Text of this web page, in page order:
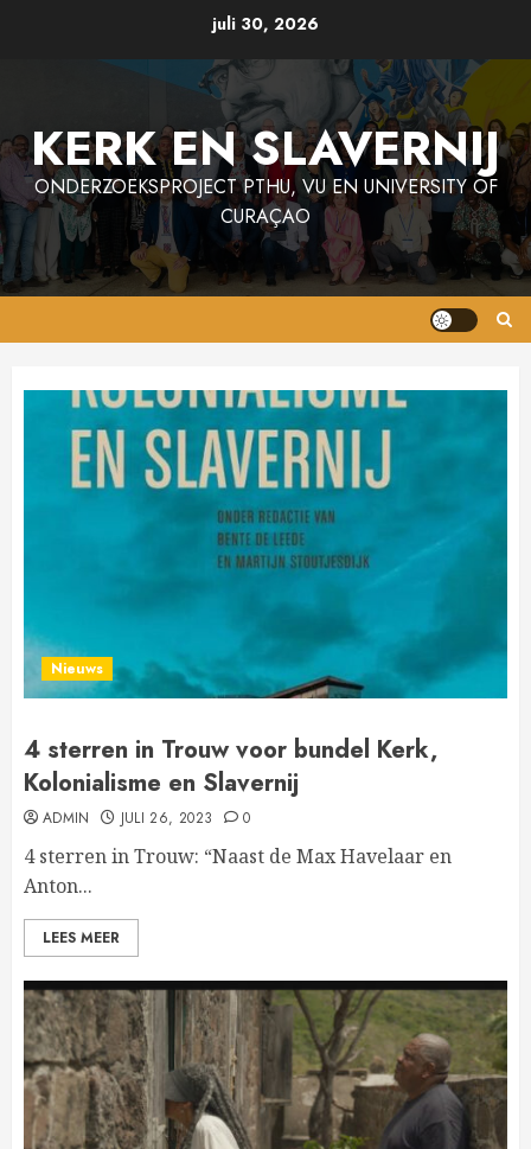
juli 30, 2026
KERK EN SLAVERNIJ
ONDERZOEKSPROJECT PTHU, VU EN UNIVERSITY OF
CURAÇAO
Nieuws
4 sterren in Trouw voor bundel Kerk,
Kolonialisme en Slavernij
ADMIN JULI 26, 2023 0
4 sterren in Trouw: “Naast de Max Havelaar en
Anton...
LEES MEER